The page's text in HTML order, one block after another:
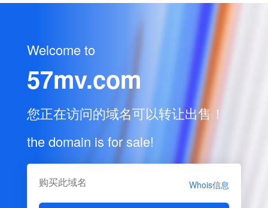
Welcome to
57mv.com
您正在访问的域名可以转让出售！
the domain is for sale!
购买此域名 Whois信息